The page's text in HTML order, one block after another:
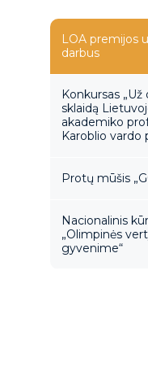
LOA premijos
darbus
Konkursas
sklaidą
akademiko
Karoblio vardo
Protų mūšis
Nacionalinis
„Olimpinės
gyvenime“